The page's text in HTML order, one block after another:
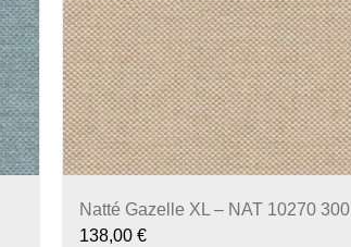
Natté Gazelle XL – NAT 10270 300
138,00 €